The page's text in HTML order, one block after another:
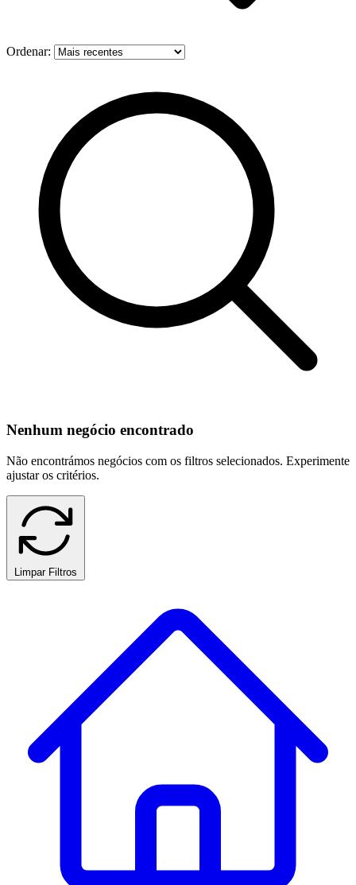
Ordenar:
Nenhum negócio encontrado
Não encontrámos negócios com os filtros selecionados. Experimente
ajustar os critérios.
Limpar Filtros